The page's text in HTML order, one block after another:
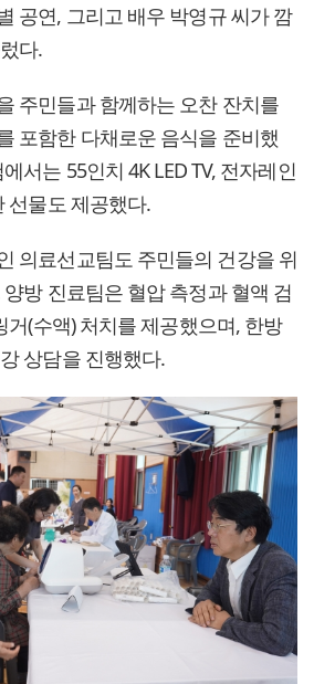
공연, 그리고 배우 박영규 씨가 깜
다.
주민들과 함께하는 오찬 잔치를
포함한 다채로운 음식을 준비했
서는 55인치 4K LED TV, 전자레인
선물도 제공했다.
의료선교팀도 주민들의 건강을 위
방 진료팀은 혈압 측정과 혈액 검
거(수액) 처치를 제공했으며, 한방
상담을 진행했다.